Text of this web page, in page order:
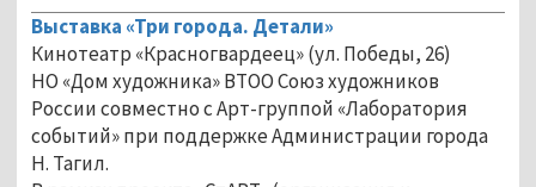
Выставка «Три города. Детали»
Кинотеатр «Красногвардеец» (ул. Победы, 26)
НО «Дом художника» ВТОО Союз художников
России совместно с Арт-группой «Лаборатория
событий» при поддержке Администрации города
Н. Тагил.